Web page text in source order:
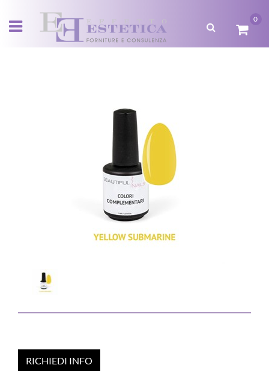
Open menu
0
RICHIEDI INFO